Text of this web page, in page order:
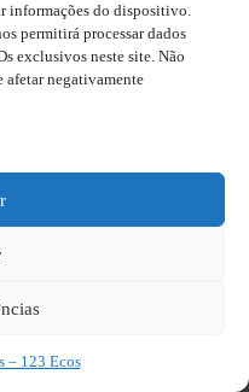
informações do dispositivo.
permitirá processar dados
exclusivos neste site. Não
afetar negativamente
– 123 Ecos
de sal abaixo
reservassão
uma parte
sal é uma
de petróleo
um enorme